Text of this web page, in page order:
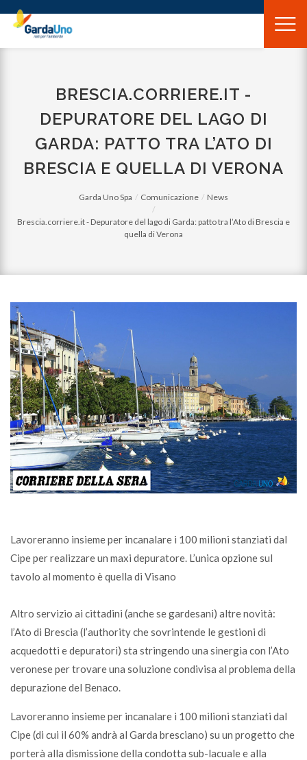
Gardauno
Spa
BRESCIA.CORRIERE.IT -
DEPURATORE DEL LAGO DI
GARDA: PATTO TRA L’ATO DI
BRESCIA E QUELLA DI VERONA
Garda Uno Spa Comunicazione News
Brescia.corriere.it - Depuratore del lago di Garda: patto tra l’Ato di Brescia e
quella di Verona
Lavoreranno insieme per incanalare i 100 milioni stanziati dal
Cipe per realizzare un maxi depuratore. L’unica opzione sul
tavolo al momento è quella di Visano
Altro servizio ai cittadini (anche se gardesani) altre novità:
l’Ato di Brescia (l’authority che sovrintende le gestioni di
acquedotti e depuratori) sta stringendo una sinergia con l’Ato
veronese per trovare una soluzione condivisa al problema della
depurazione del Benaco.
Lavoreranno insieme per incanalare i 100 milioni stanziati dal
Cipe (di cui il 60% andrà al Garda bresciano) su un progetto che
porterà alla dismissione della condotta sub-lacuale e alla